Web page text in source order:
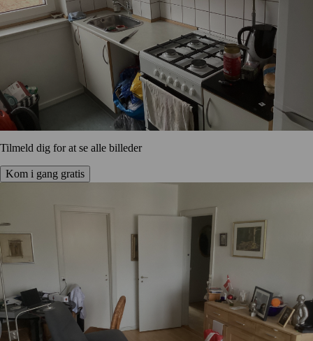
Tilmeld dig for at se alle billeder
Kom i gang gratis